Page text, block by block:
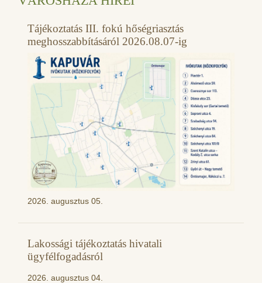
Tájékoztatás III. fokú hőségriasztás
meghosszabbításáról 2026.08.07-ig
2026. augusztus 05.
Lakossági tájékoztatás hivatali
ügyfélfogadásról
2026. augusztus 04.